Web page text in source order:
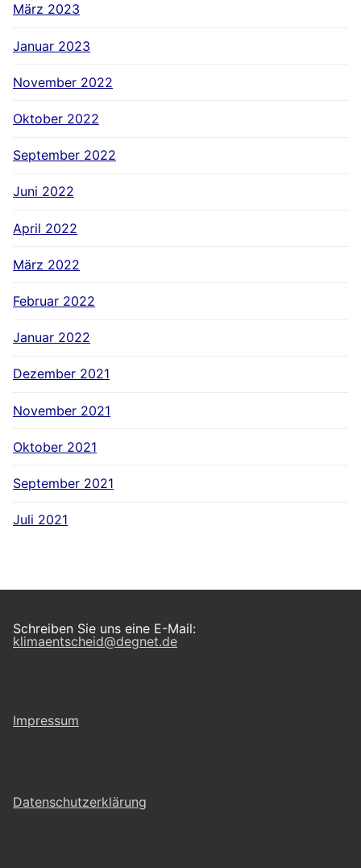
März 2023
Januar 2023
November 2022
Oktober 2022
September 2022
Juni 2022
April 2022
März 2022
Februar 2022
Januar 2022
Dezember 2021
November 2021
Oktober 2021
September 2021
Juli 2021
Schreiben Sie uns eine E-Mail:
klimaentscheid@degnet.de
Impressum
Datenschutzerklärung